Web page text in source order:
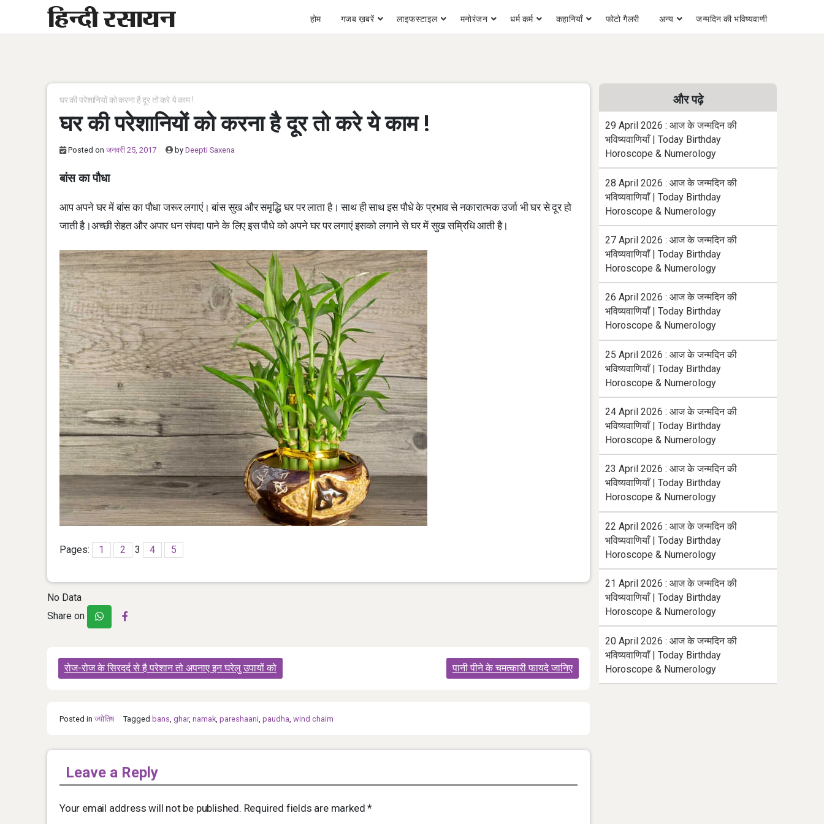
content
होम गजब ख़बरें लाइफस्टाइल मनोरंजन धर्म कर्म कहानियाँ फोटो गैलरी अन्य जन्मदिन की भविष्यवाणी
घर की परेशानियों को करना है दूर तो करे ये काम !
घर की परेशानियों को करना है दूर तो करे ये काम !
Posted on जनवरी 25, 2017 by Deepti Saxena
बांस का पौधा
आप अपने घर में बांस का पौधा जरूर लगाएं। बांस सुख और समृद्धि घर पर लाता है। साथ ही साथ इस पौधे के प्रभाव से नकारात्मक उर्जा भी घर से दूर हो
जाती है।अच्छी सेहत और अपार धन संपदा पाने के लिए इस पौधे को अपने घर पर लगाएं इसको लगाने से घर में सुख सम्रिधि आती है।
Pages: 1 2 3 4 5
No Data
Share on
Post
navigation
रोज-रोज के सिरदर्द से है परेशान तो अपनाए इन घरेलु उपायों को पानी पीने के चमत्कारी फायदे जानिए
Posted in ज्योतिष Tagged bans, ghar, namak, pareshaani, paudha, wind chaim
Leave a Reply
Your email address will not be published. Required fields are marked*
और पढ़े
29 April 2026 : आज के जन्मदिन की
भविष्यवाणियाँ | Today Birthday
Horoscope & Numerology
28 April 2026 : आज के जन्मदिन की
भविष्यवाणियाँ | Today Birthday
Horoscope & Numerology
27 April 2026 : आज के जन्मदिन की
भविष्यवाणियाँ | Today Birthday
Horoscope & Numerology
26 April 2026 : आज के जन्मदिन की
भविष्यवाणियाँ | Today Birthday
Horoscope & Numerology
25 April 2026 : आज के जन्मदिन की
भविष्यवाणियाँ | Today Birthday
Horoscope & Numerology
24 April 2026 : आज के जन्मदिन की
भविष्यवाणियाँ | Today Birthday
Horoscope & Numerology
23 April 2026 : आज के जन्मदिन की
भविष्यवाणियाँ | Today Birthday
Horoscope & Numerology
22 April 2026 : आज के जन्मदिन की
भविष्यवाणियाँ | Today Birthday
Horoscope & Numerology
21 April 2026 : आज के जन्मदिन की
भविष्यवाणियाँ | Today Birthday
Horoscope & Numerology
20 April 2026 : आज के जन्मदिन की
भविष्यवाणियाँ | Today Birthday
Horoscope & Numerology